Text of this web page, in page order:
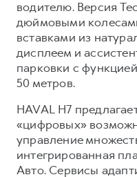
водителю. Версия
дюймовыми
вставками из
дисплеем и
парковки с
50 метров.
HAVAL H7
«цифровых»
управление
интегрированная
Авто. Сервисы